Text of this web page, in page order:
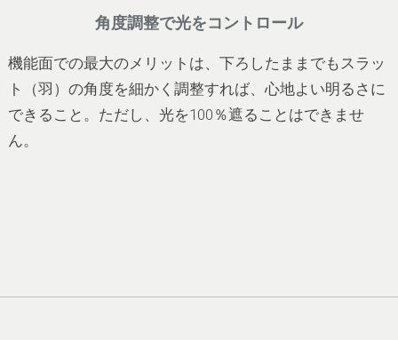
角度調整で光をコントロール
機能面での最大のメリットは、下ろしたままでもスラッ
ト（羽）の角度を細かく調整すれば、心地よい明るさに
できること。ただし、光を100％遮ることはできませ
ん。